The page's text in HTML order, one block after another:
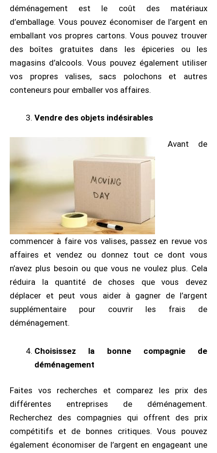
déménagement est le coût des matériaux
d’emballage. Vous pouvez économiser de l’argent en
emballant vos propres cartons. Vous pouvez trouver
des boîtes gratuites dans les épiceries ou les
magasins d’alcools. Vous pouvez également utiliser
vos propres valises, sacs polochons et autres
conteneurs pour emballer vos affaires.
Vendre des objets indésirables
Avant de
commencer à faire vos valises, passez en revue vos
affaires et vendez ou donnez tout ce dont vous
n’avez plus besoin ou que vous ne voulez plus. Cela
réduira la quantité de choses que vous devez
déplacer et peut vous aider à gagner de l’argent
supplémentaire pour couvrir les frais de
déménagement.
Choisissez la bonne compagnie de
déménagement
Faites vos recherches et comparez les prix des
différentes entreprises de déménagement.
Recherchez des compagnies qui offrent des prix
compétitifs et de bonnes critiques. Vous pouvez
également économiser de l’argent en engageant une